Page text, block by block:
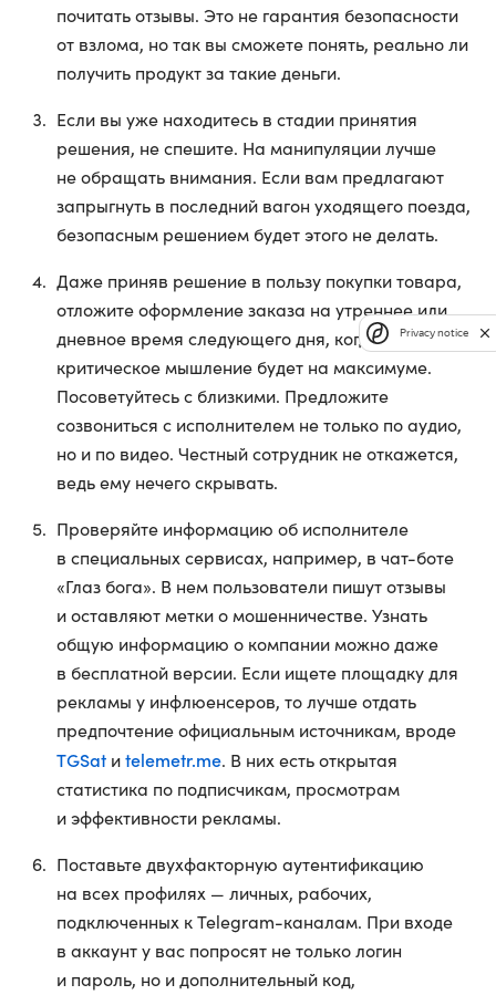
почитать отзывы. Это не гарантия безопасности
от взлома, но так вы сможете понять, реально ли
получить продукт за такие деньги.
Если вы уже находитесь в стадии принятия
решения, не спешите. На манипуляции лучше
не обращать внимания. Если вам предлагают
запрыгнуть в последний вагон уходящего поезда,
безопасным решением будет этого не делать.
Даже приняв решение в пользу покупки товара,
отложите оформление заказа на утреннее или
дневное время следующего дня, когда
критическое мышление будет на максимуме.
Посоветуйтесь с близкими. Предложите
созвониться с исполнителем не только по аудио,
но и по видео. Честный сотрудник не откажется,
ведь ему нечего скрывать.
Проверяйте информацию об исполнителе
в специальных сервисах, например, в чат-боте
«Глаз бога». В нем пользователи пишут отзывы
и оставляют метки о мошенничестве. Узнать
общую информацию о компании можно даже
в бесплатной версии. Если ищете площадку для
рекламы у инфлюенсеров, то лучше отдать
предпочтение официальным источникам, вроде
TGSat иtelemetr.me. В них есть открытая
статистика по подписчикам, просмотрам
и эффективности рекламы.
Поставьте двухфакторную аутентификацию
на всех профилях — личных, рабочих,
подключенных к Telegram-каналам. При входе
в аккаунт у вас попросят не только логин
и пароль, но и дополнительный код,
Privacy notice